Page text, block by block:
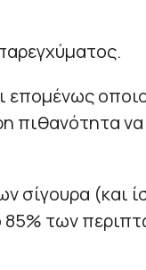
επομένως
πιθανότητα
σίγουρα (και
85% των